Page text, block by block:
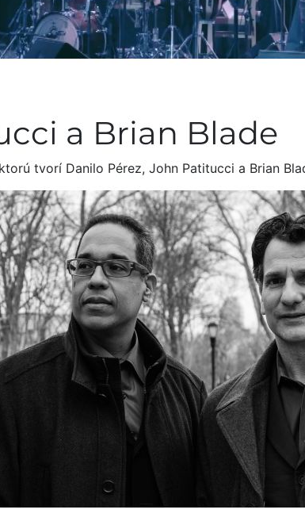
a Brian Blade
tvorí Danilo Pérez, John Patitucci a Brian